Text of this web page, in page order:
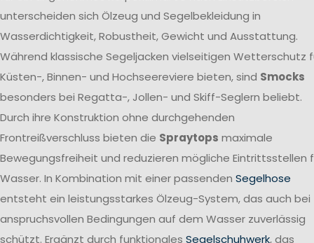
unterscheiden sich Ölzeug und Segelbekleidung in
Wasserdichtigkeit, Robustheit, Gewicht und Ausstattung.
Während klassische Segeljacken vielseitigen Wetterschutz
Küsten-, Binnen- und Hochseereviere bieten, sind Smocks
besonders bei Regatta-, Jollen- und Skiff-Seglern beliebt.
Durch ihre Konstruktion ohne durchgehenden
Frontreißverschluss bieten die Spraytops maximale
Bewegungsfreiheit und reduzieren mögliche Eintrittsstellen
Wasser. In Kombination mit einer passenden Segelhose
entsteht ein leistungsstarkes Ölzeug-System, das auch bei
anspruchsvollen Bedingungen auf dem Wasser zuverlässig
schützt. Ergänzt durch funktionales Segelschuhwerk, das